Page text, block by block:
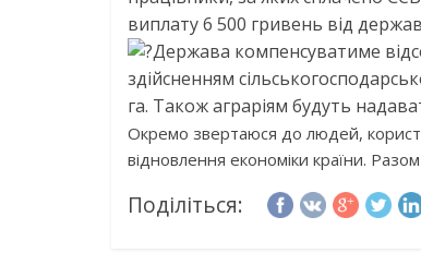
виплату 6 500 гривень від
Держава компенсуватиме
здійсненням
га. Також аграріям будуть
Окремо звертаюся до людей,
відновлення економіки країни. Разом
Поділіться: